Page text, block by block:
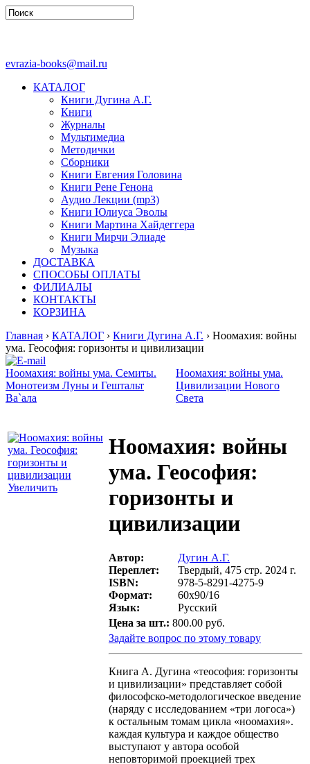
evrazia-books@mail.ru
КАТАЛОГ
Книги Дугина А.Г.
Книги
Журналы
Мультимедиа
Методички
Сборники
Книги Евгения Головина
Книги Рене Генона
Аудио Лекции (mp3)
Книги Юлиуса Эволы
Книги Мартина Хайдеггера
Книги Мирчи Элиаде
Музыка
ДОСТАВКА
СПОСОБЫ ОПЛАТЫ
ФИЛИАЛЫ
КОНТАКТЫ
КОРЗИНА
Главная › КАТАЛОГ › Книги Дугина А.Г. › Ноомахия: войны
ума. Геософия: горизонты и цивилизации
Ноомахия: войны ума. Семиты.
Монотеизм Луны и Гештальт
Ва`ала
Ноомахия: войны ума.
Цивилизации Нового
Света
Увеличить
Ноомахия: войны
ума. Геософия:
горизонты и
цивилизации
Автор:
Дугин А.Г.
Переплет:
Твердый, 475 стр. 2024 г.
ISBN:
978-5-8291-4275-9
Формат:
60х90/16
Язык:
Русский
Цена за шт.: 800.00 руб.
Задайте вопрос по этому товару
Книга А. Дугина «теософия: горизонты
и цивилизации» представляет собой
философско-методологическое введение
(наряду с исследованием «три логоса»)
к остальным томам цикла «ноомахия».
каждая культура и каждое общество
выступают у автора особой
неповторимой проекцией трех